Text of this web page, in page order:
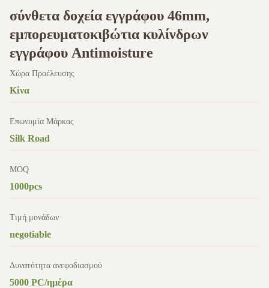
σύνθετα δοχεία εγγράφου 46mm,
εμπορευματοκιβώτια κυλίνδρων
εγγράφου Antimoisture
Χώρα Προέλευσης
Κίνα
Επωνυμία Μάρκας
Silk Road
MOQ
1000pcs
Τιμή μονάδων
negotiable
Δυνατότητα ανεφοδιασμού
5000 PC/ημέρα